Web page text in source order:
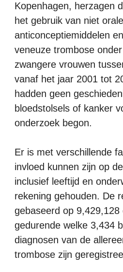
Kopenhagen, herzagen
het gebruik van niet
anticonceptiemiddelen
veneuze trombose
zwangere vrouwen
vanaf het jaar 2001 tot
hadden geen
bloedstolsels of kanker
onderzoek begon.
Er is met verschillende
invloed kunnen zijn op
inclusief leeftijd en
rekening gehouden. De
gebaseerd op 9,429,128
gedurende welke 3,434
diagnosen van de
trombose zijn